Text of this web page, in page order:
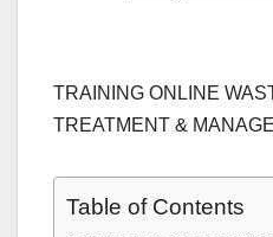
TRAINING ONLINE
TREATMENT &
Table of Contents